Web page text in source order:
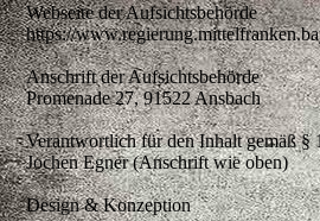
Webseite der Aufsichtsbehörde
https://
Anschrift der Aufsichtsbehörde
Promenade 27, 91522 Ansbach
Verantwortlich für den Inhalt gemäß
Jochen Egner (Anschrift wie oben)
Design & Konzeption